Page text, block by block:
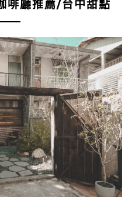
啡廳推薦/台中甜點